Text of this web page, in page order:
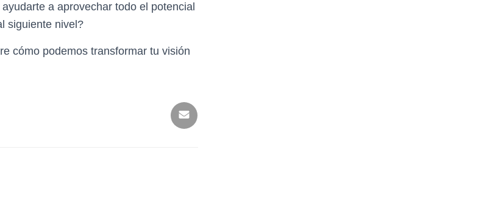
a aprovechar todo el potencial
siguiente nivel?
cómo podemos transformar tu visión